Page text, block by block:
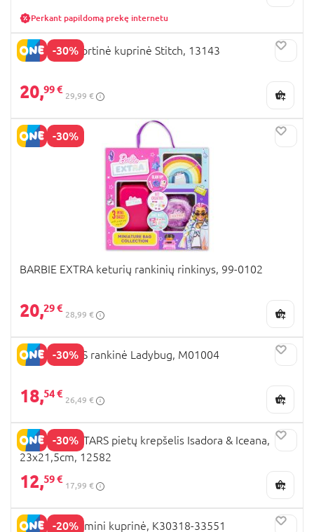
Perkant papildomą prekę internetu
-30%
PERLETTI Sportinė kuprinė Stitch, 13143
20,99 €
29,99 €
-30%
BARBIE EXTRA keturių rankinių rinkinys, 99-0102
20,29 €
28,99 €
-30%
MIRACULOUS rankinė Ladybug, M01004
18,54 €
26,49 €
-30%
NEBULOUS STARS pietų krepšelis Isadora & Iceana,
23x21,5cm, 12582
12,59 €
17,99 €
-20%
DREAM POP mini kuprinė, K30318-33551